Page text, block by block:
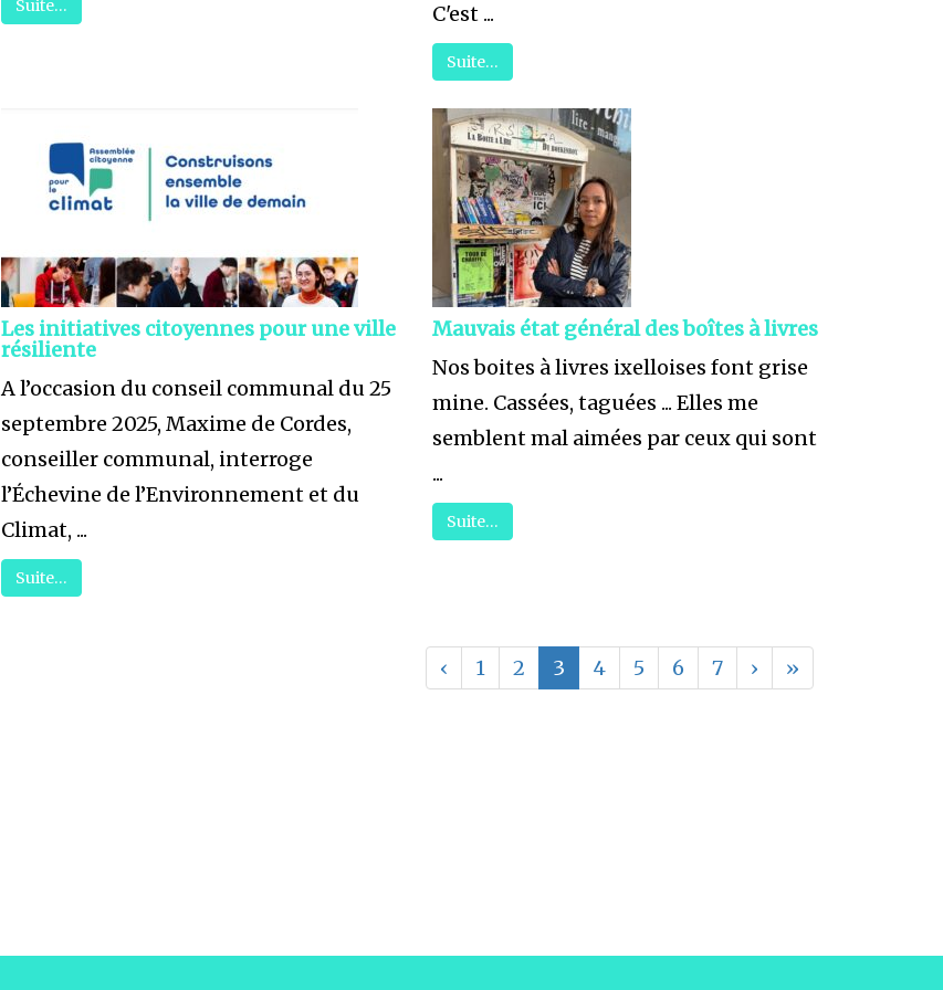
Suite…
C'est ...
Suite…
Les initiatives citoyennes pour une ville
résiliente
A l’occasion du conseil communal du 25
septembre 2025, Maxime de Cordes,
conseiller communal, interroge
l’Échevine de l’Environnement et du
Climat, ...
Suite…
Mauvais état général des boîtes à livres
Nos boites à livres ixelloises font grise
mine. Cassées, taguées ... Elles me
semblent mal aimées par ceux qui sont
...
Suite…
‹ 1 2 3 4 5 6 7 › »